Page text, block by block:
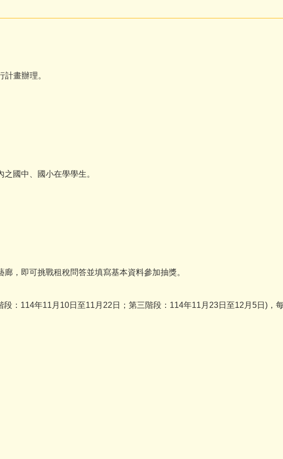
畫辦理。
國中、國小在學學生。
，即可挑戰租稅問答並填寫基本資料參加抽獎。
：114年11月10日至11月22日；第三階段：114年11月23日至12月5日)，